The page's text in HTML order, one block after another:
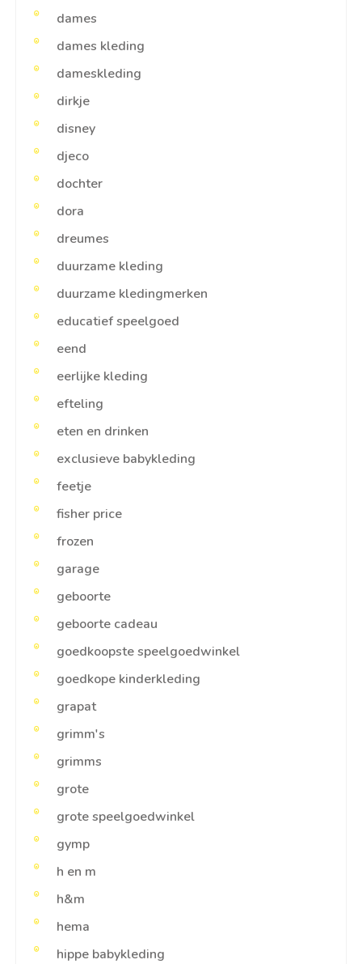
dames
dames kleding
dameskleding
dirkje
disney
djeco
dochter
dora
dreumes
duurzame kleding
duurzame kledingmerken
educatief speelgoed
eend
eerlijke kleding
efteling
eten en drinken
exclusieve babykleding
feetje
fisher price
frozen
garage
geboorte
geboorte cadeau
goedkoopste speelgoedwinkel
goedkope kinderkleding
grapat
grimm's
grimms
grote
grote speelgoedwinkel
gymp
h en m
h&m
hema
hippe babykleding